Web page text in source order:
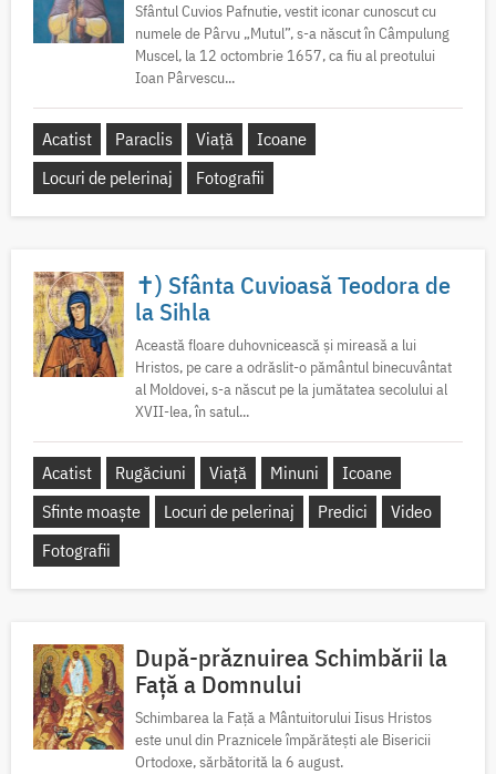
Sfântul Cuvios Pafnutie, vestit iconar cunoscut cu
numele de Pârvu „Mutul”, s-a născut în Câmpulung
Muscel, la 12 octombrie 1657, ca fiu al preotului
Ioan Pârvescu...
Acatist Paraclis Viață
Icoane
Locuri de pelerinaj
Fotografii
✝) Sfânta Cuvioasă Teodora de
la Sihla
Această floare duhovnicească și mireasă a lui
Hristos, pe care a odrăslit-o pământul binecuvântat
al Moldovei, s-a născut pe la jumătatea secolului al
XVII-lea, în satul...
Acatist Rugăciuni Viață Minuni
Icoane
Sfinte moaște
Locuri de pelerinaj Predici
Video
Fotografii
După-prăznuirea Schimbării la
Față a Domnului
Schimbarea la Față a Mântuitorului Iisus Hristos
este unul din Praznicele împărătești ale Bisericii
Ortodoxe, sărbătorită la 6 august.